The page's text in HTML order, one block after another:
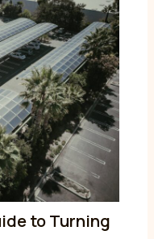
to Turning